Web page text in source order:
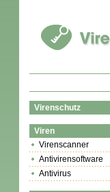
Virenschutz
Viren
Virenscanner
Antivirensoftware
Antivirus